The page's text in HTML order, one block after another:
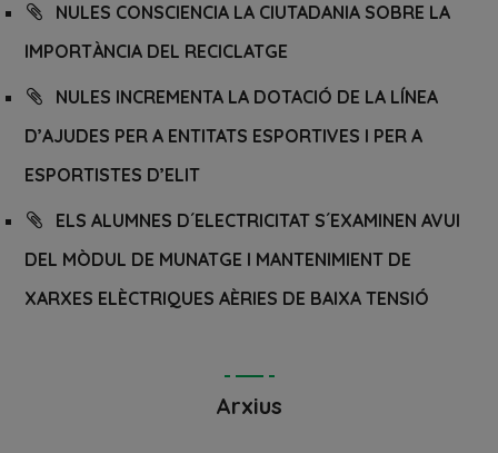
NULES CONSCIENCIA LA CIUTADANIA SOBRE LA
IMPORTÀNCIA DEL RECICLATGE
NULES INCREMENTA LA DOTACIÓ DE LA LÍNEA
D’AJUDES PER A ENTITATS ESPORTIVES I PER A
ESPORTISTES D’ELIT
ELS ALUMNES D´ELECTRICITAT S´EXAMINEN AVUI
DEL MÒDUL DE MUNATGE I MANTENIMIENT DE
XARXES ELÈCTRIQUES AÈRIES DE BAIXA TENSIÓ
Arxius